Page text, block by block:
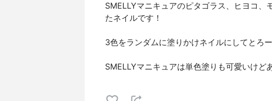
SMELLYマニキュアのピタゴラス、ヒヨコ、
たネイルです！
3色をランダムに塗りかけネイルにしてとろ
SMELLYマニキュアは単色塗りも可愛いけ